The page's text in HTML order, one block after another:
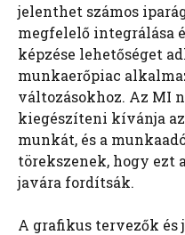
jelenthet számos
megfelelő integrálása
képzése lehetőséget
munkaerőpiac
változásokhoz. Az MI
kiegészíteni kívánja
munkát, és a
törekszenek, hogy ezt
javára fordítsák.
A grafikus tervezők